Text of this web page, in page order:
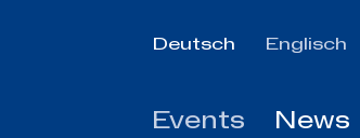
Deutsch Englisch
Events News